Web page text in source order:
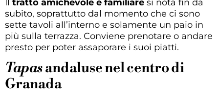
tratto amichevole e familiare si nota fin da
subito, soprattutto dal momento che ci sono
sette tavoli all’interno e solamente un paio in
più sulla terrazza. Conviene prenotare o andare
presto per poter assaporare i suoi piatti.
Tapasandaluse nel centro di
Granada